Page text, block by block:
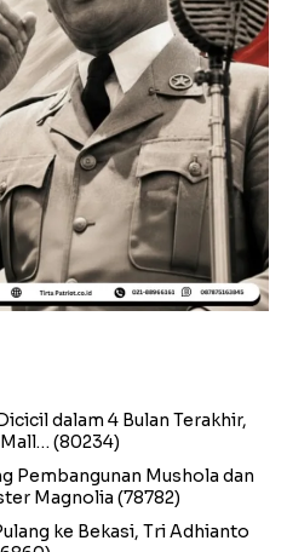
dalam 4 Bulan Terakhir,
(80234)
Pembangunan Mushola dan
Magnolia (78782)
ke Bekasi, Tri Adhianto